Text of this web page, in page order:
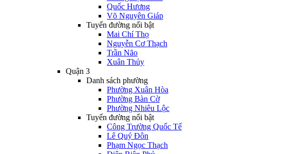
Quốc Hương
Võ Nguyên Giáp
Tuyến đường nổi bật
Mai Chí Thọ
Nguyễn Cơ Thạch
Trần Não
Xuân Thủy
Quận 3
Danh sách phường
Phường Xuân Hòa
Phường Bàn Cờ
Phường Nhiêu Lộc
Tuyến đường nổi bật
Công Trường Quốc Tế
Lê Quý Đôn
Phạm Ngọc Thạch